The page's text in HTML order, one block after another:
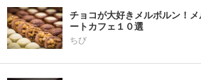
チョコが大好きメルボルン！
ートカフェ１０選
ちび